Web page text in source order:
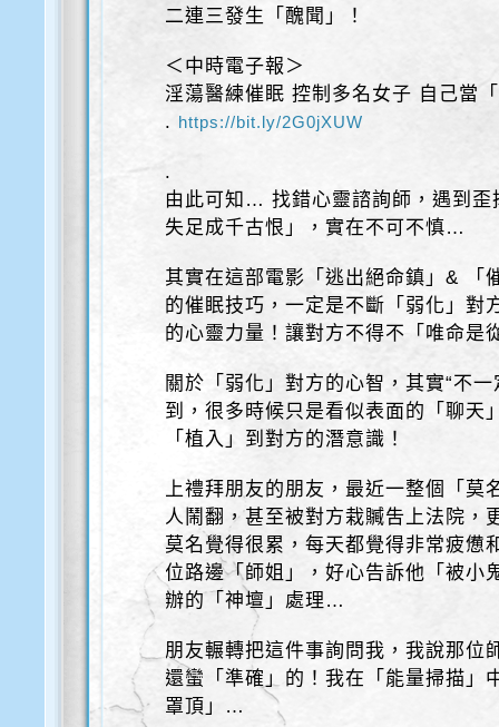
二連三發生「醜聞」！
＜中時電子報＞
淫蕩醫練催眠 控制多名女子 自己當
. https://bit.ly/2G0jXUW
.
由此可知… 找錯心靈諮詢師，遇到歪
失足成千古恨」，實在不可不慎…
其實在這部電影「逃出絕命鎮」& 「
的催眠技巧，一定是不斷「弱化」對
的心靈力量！讓對方不得不「唯命是
關於「弱化」對方的心智，其實“不
到，很多時候只是看似表面的「聊天
「植入」到對方的潛意識！
上禮拜朋友的朋友，最近一整個「莫
人鬧翻，甚至被對方栽贓吿上法院，
莫名覺得很累，每天都覺得非常疲
位路邊「師姐」，好心告訴他「被小
辦的「神壇」處理…
朋友輾轉把這件事詢問我，我說那位
還蠻「準確」的！我在「能量掃描」
罩頂」…